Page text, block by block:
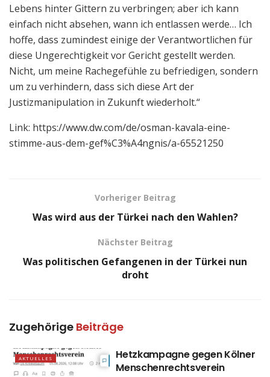
Lebens hinter Gittern zu verbringen; aber ich kann
einfach nicht absehen, wann ich entlassen werde… Ich
hoffe, dass zumindest einige der Verantwortlichen für
diese Ungerechtigkeit vor Gericht gestellt werden.
Nicht, um meine Rachegefühle zu befriedigen, sondern
um zu verhindern, dass sich diese Art der
Justizmanipulation in Zukunft wiederholt.“
Link: https://www.dw.com/de/osman-kavala-eine-
stimme-aus-dem-gef%C3%A4ngnis/a-65521250
Vorheriger Beitrag
Was wird aus der Türkei nach den Wahlen?
Nächster Beitrag
Was politischen Gefangenen in der Türkei nun
droht
Zugehörige Beiträge
AKTUELLES
Hetzkampagne gegen Kölner
Menschenrechtsverein